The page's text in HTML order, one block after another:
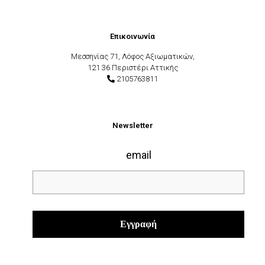
Επικοινωνία
Μεσσηνίας 71, Λόφος Αξιωματικών,
121 36 Περιστέρι Αττικής
2105763811
Newsletter
email